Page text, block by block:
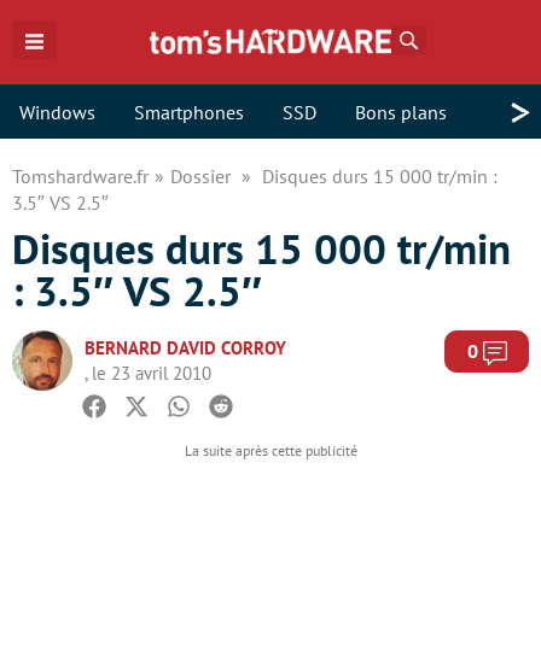
Windows Smartphones SSD Bons plans >
Tomshardware.fr Dossier
Disques durs 15 000 tr/min :
3.5″ VS 2.5″
Disques durs 15 000 tr/min
: 3.5″ VS 2.5″
BERNARD DAVID CORROY
, le 23 avril 2010
0
Facebook
TwitterWhatsapp
Reddit